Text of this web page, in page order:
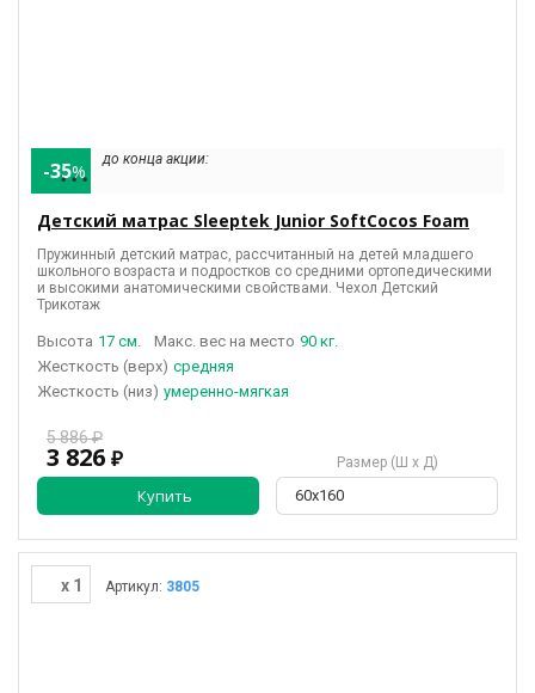
-35%
до конца акции:
Детский матрас Sleeptek Junior SoftCocos Foam
5 886 ₽
3 826 ₽ Размер (Ш х Д)
Купить 60х160
Пружинный детский матрас, рассчитанный на детей младшего
школьного возраста и подростков со средними ортопедическими
и высокими анатомическими свойствами. Чехол Детский
Трикотаж
Высота 17 см. Макс. вес на место 90 кг.
(верх) средняя
(низ) умеренно-мягкая
x 1 Артикул: 3805